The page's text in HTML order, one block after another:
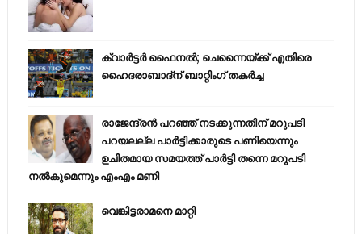
ക്വാർട്ടർ ഫൈനൽ; ചെന്നൈയ്ക്ക് എതിരെ
ഹൈദരാബാദ്ന് ബാറ്റിംഗ് തകർച്ച
രാജേന്ദ്രന്‍ പറഞ്ഞ് നടക്കുന്നതിന് മറുപടി
പറയലല്ല പാര്‍ട്ടിക്കാരുടെ പണിയെന്നും
ഉചിതമായ സമയത്ത് പാര്‍ട്ടി തന്നെ മറുപടി
നല്‍കുമെന്നും എംഎം മണി
വെങ്കിട്ടരാമനെ മാറ്റി